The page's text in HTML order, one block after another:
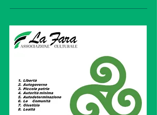
la libertà.
degli ideali dell’autodeterminazione
e del federalismo: invitiamo chiunque
voglia impegnarsi in modo serio per
concretizzare questi ideali a unirsi a
noi.